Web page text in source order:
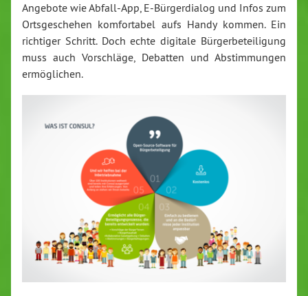
Angebote wie Abfall-App, E-Bürgerdialog und Infos zum
Ortsgeschehen komfortabel aufs Handy kommen. Ein
richtiger Schritt. Doch echte digitale Bürgerbeteiligung
muss auch Vorschläge, Debatten und Abstimmungen
ermöglichen.